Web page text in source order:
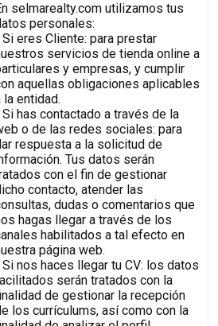
selmarealty.com utilizamos tus
personales:
Si eres Cliente: para prestar
servicios de tienda online a
y empresas, y cumplir
aquellas obligaciones aplicables
la entidad.
Si has contactado a través de la
o de las redes sociales: para
respuesta a la solicitud de
Tus datos serán
con el fin de gestionar
contacto, atender las
dudas o comentarios que
hagas llegar a través de los
habilitados a tal efecto en
página web.
Si nos haces llegar tu CV: los datos
serán tratados con la
de gestionar la recepción
los currículums, así como con la